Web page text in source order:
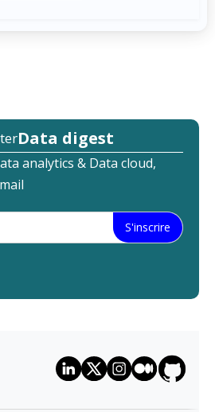
Data digest
analytics & Data cloud,